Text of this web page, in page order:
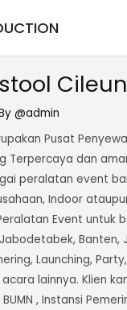
@admin
Pusat
Terpercaya dan
peralatan event
Indoor
Event untuk
Banten,
Launching,
lainnya. Klien
, Instansi